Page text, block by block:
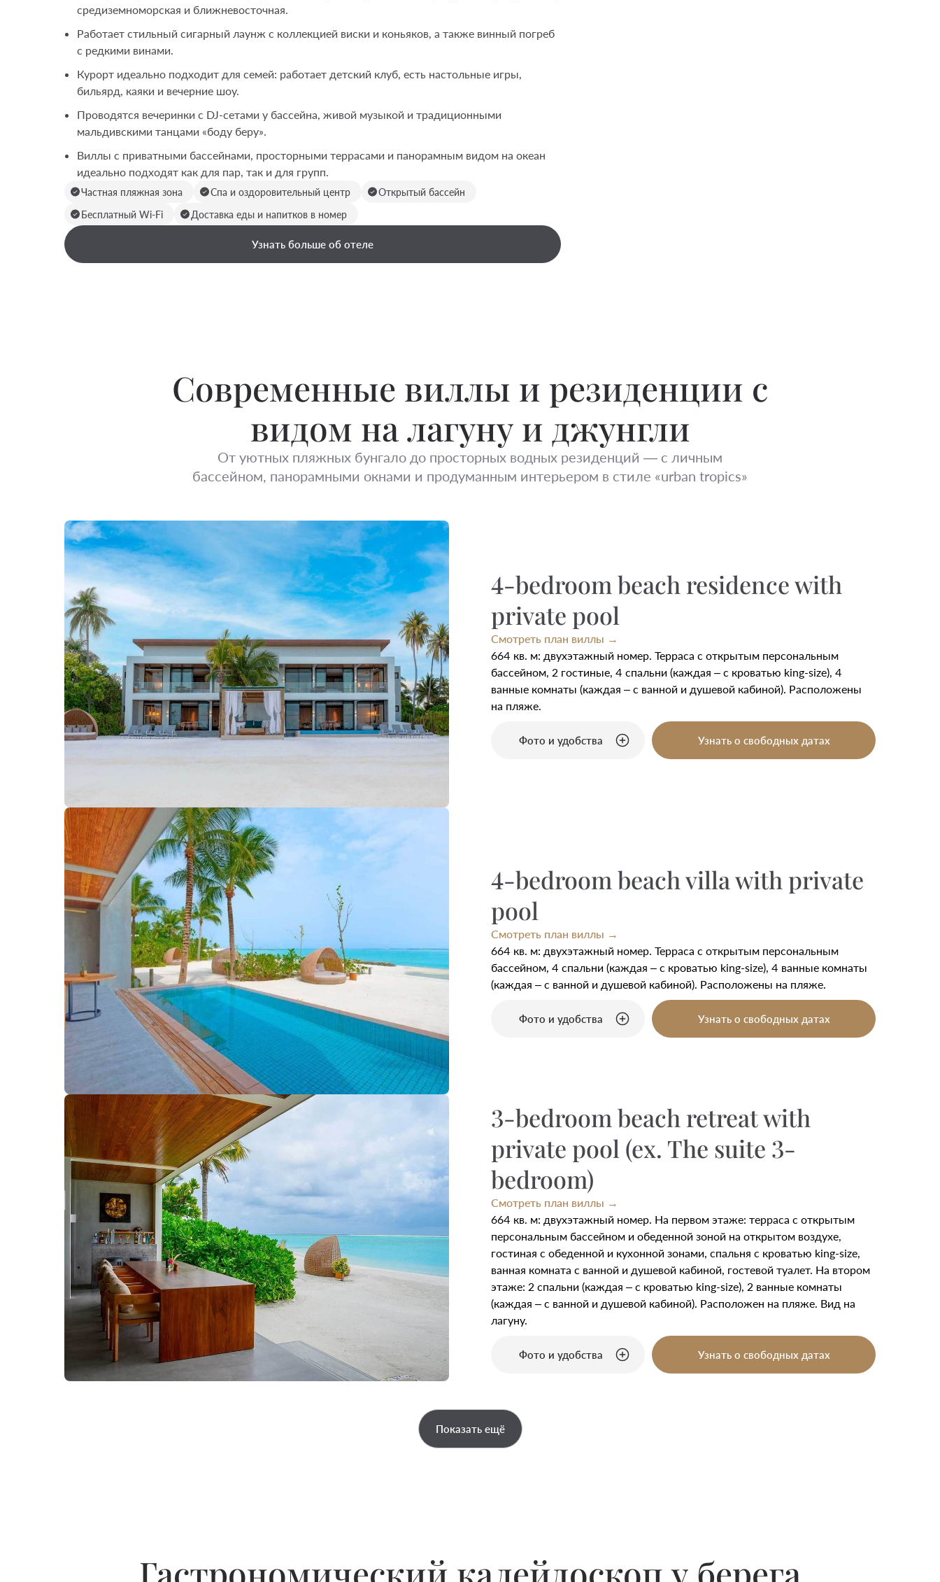
средиземноморская и ближневосточная.
Работает стильный сигарный лаунж с коллекцией виски и коньяков, а также винный погреб
с редкими винами.
Курорт идеально подходит для семей: работает детский клуб, есть настольные игры,
бильярд, каяки и вечерние шоу.
Проводятся вечеринки с DJ-сетами у бассейна, живой музыкой и традиционными
мальдивскими танцами «боду беру».
Виллы с приватными бассейнами, просторными террасами и панорамным видом на океан
идеально подходят как для пар, так и для групп.
Частная пляжная зона Спа и оздоровительный центр
Открытый бассейн
Бесплатный Wi-Fi
Доставка еды и напитков в номер
Узнать больше об отеле
Современные виллы и резиденции с
видом на лагуну и джунгли
От уютных пляжных бунгало до просторных водных резиденций — с личным
бассейном, панорамными окнами и продуманным интерьером в стиле «urban tropics»
4-bedroom beach residence with
private pool
Смотреть план виллы →
664 кв. м: двухэтажный номер. Терраса с открытым персональным
бассейном, 2 гостиные, 4 спальни (каждая – с кроватью king-size), 4
ванные комнаты (каждая – с ванной и душевой кабиной). Расположены
на пляже.
Фото и удобства Узнать о свободных датах
4-bedroom beach villa with private
pool
Смотреть план виллы →
664 кв. м: двухэтажный номер. Терраса с открытым персональным
бассейном, 4 спальни (каждая – с кроватью king-size), 4 ванные комнаты
(каждая – с ванной и душевой кабиной). Расположены на пляже.
Фото и удобства Узнать о свободных датах
3-bedroom beach retreat with
private pool (ex. The suite 3-
bedroom)
Смотреть план виллы →
664 кв. м: двухэтажный номер. На первом этаже: терраса с открытым
персональным бассейном и обеденной зоной на открытом воздухе,
гостиная с обеденной и кухонной зонами, спальня с кроватью king-size,
ванная комната с ванной и душевой кабиной, гостевой туалет. На втором
этаже: 2 спальни (каждая – с кроватью king-size), 2 ванные комнаты
(каждая – с ванной и душевой кабиной). Расположен на пляже. Вид на
лагуну.
Фото и удобства Узнать о свободных датах
Показать ещё
Гастрономический калейдоскоп у берега